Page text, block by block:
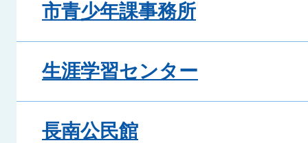
市青少年課事務所
生涯学習センター
長南公民館